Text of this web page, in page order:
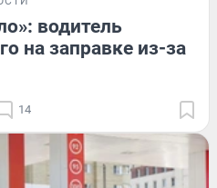
водитель
на заправке из-за
14